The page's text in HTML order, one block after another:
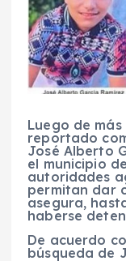
Luego de
reportado
José Alberto
el municipio
autoridades
permitan dar
asegura,
haberse
De acuerdo
búsqueda de